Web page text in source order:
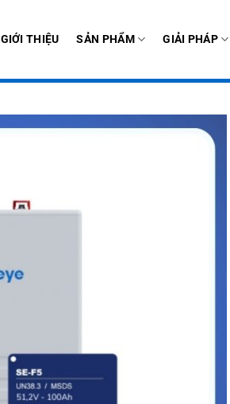
GIỚI THIỆU SẢN PHẨM GIẢI PHÁP